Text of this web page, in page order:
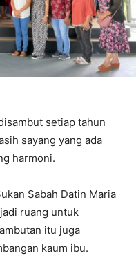
setiap tahun
sayang yang ada
harmoni.
Sabah Datin Maria
ruang untuk
itu juga
kaum ibu.